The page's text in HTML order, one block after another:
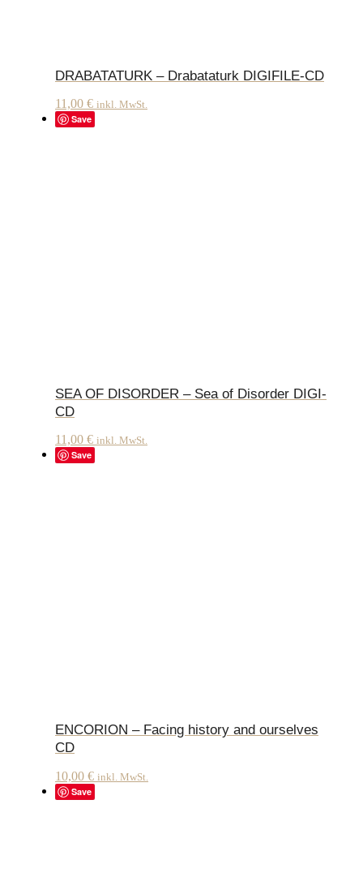
DRABATATURK – Drabataturk DIGIFILE-CD
11,00 € inkl. MwSt.
Save
SEA OF DISORDER – Sea of Disorder DIGI-
CD
11,00 € inkl. MwSt.
Save
ENCORION – Facing history and ourselves
CD
10,00 € inkl. MwSt.
Save